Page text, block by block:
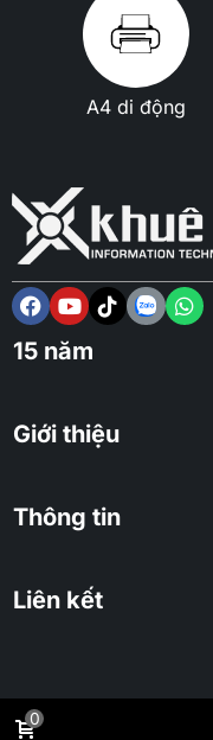
A4 di động
15 năm
Giới thiệu
Thông tin
Liên kết
2025 KHUÊ TÚ Co.,
0